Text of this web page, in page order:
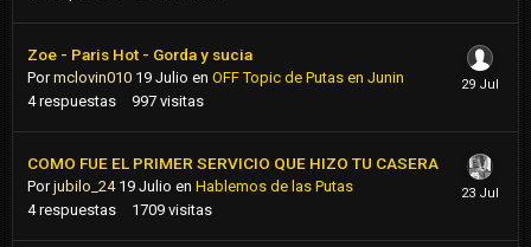
Zoe - Paris Hot - Gorda y sucia
Pormclovin010 19 Julio en OFF Topic de Putas en Junin
4 respuestas 997 visitas
COMO FUE EL PRIMER SERVICIO QUE HIZO TU CASERA
Porjubilo_24 19 Julio en Hablemos de las Putas
4 respuestas 1709 visitas